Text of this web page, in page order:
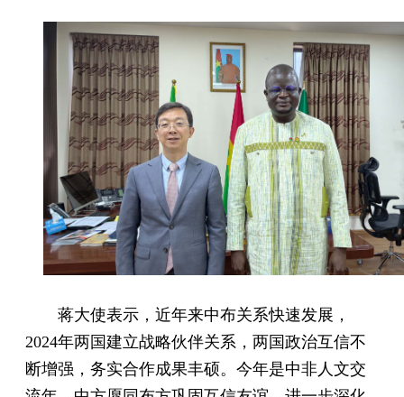
蒋大使表示，近年来中布关系快速发展，
2024年两国建立战略伙伴关系，两国政治互信不
断增强，务实合作成果丰硕。今年是中非人文交